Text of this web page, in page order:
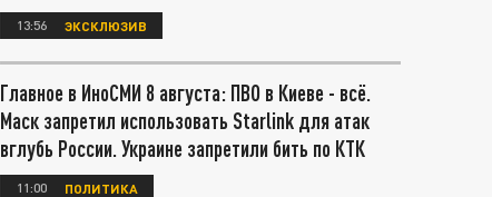
13:56 ЭКСКЛЮЗИВ
Главное в ИноСМИ 8 августа: ПВО в Киеве - всё.
Маск запретил использовать Starlink для атак
вглубь России. Украине запретили бить по КТК
11:00 ПОЛИТИКА